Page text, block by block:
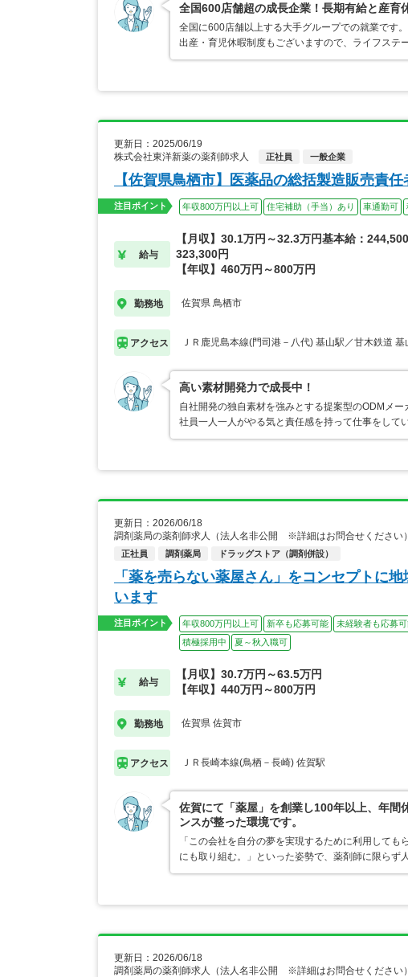
全国600店舗超の成長企業！長期有給と産育
全国に600店舗以上する大手グループでの就業です
出産・育児休暇制度もございますので、ライフス
更新日：2025/06/19
株式会社東洋新薬の薬剤師求人
正社員 一般企業
【佐賀県鳥栖市】医薬品の総括製造販売責任
注目ポイント 年収800万円以上可 住宅補助（手当）あり 車通勤可
給与
【月収】30.1万円～32.3万円基本給：
323,300円
【年収】460万円～800万円
勤務地 佐賀県 鳥栖市
アクセス ＪＲ鹿児島本線(門司港－八代) 基山駅／甘木鉄道 基
高い素材開発力で成長中！
自社開発の独自素材を強みとする提案型のODMメ
社員一人一人がやる気と責任感を持って仕事をしてい
更新日：2026/06/18
調剤薬局の薬剤師求人（法人名非公開 ※詳細はお問合せください）
正社員 調剤薬局 ドラッグストア（調剤併設）
「薬を売らない薬屋さん」をコンセプトに
います
注目ポイント 年収800万円以上可 新卒も応募可能 未経験者も応募
積極採用中
夏～秋入職可
給与
【月収】30.7万円～63.5万円
【年収】440万円～800万円
勤務地 佐賀県 佐賀市
アクセス ＪＲ長崎本線(鳥栖－長崎) 佐賀駅
佐賀にて「薬屋」を創業し100年以上、年間
ンスが整った環境です。
「この会社を自分の夢を実現するために利用して
にも取り組む。」といった姿勢で、薬剤師に限ら
更新日：2026/06/18
調剤薬局の薬剤師求人（法人名非公開 ※詳細はお問合せください）